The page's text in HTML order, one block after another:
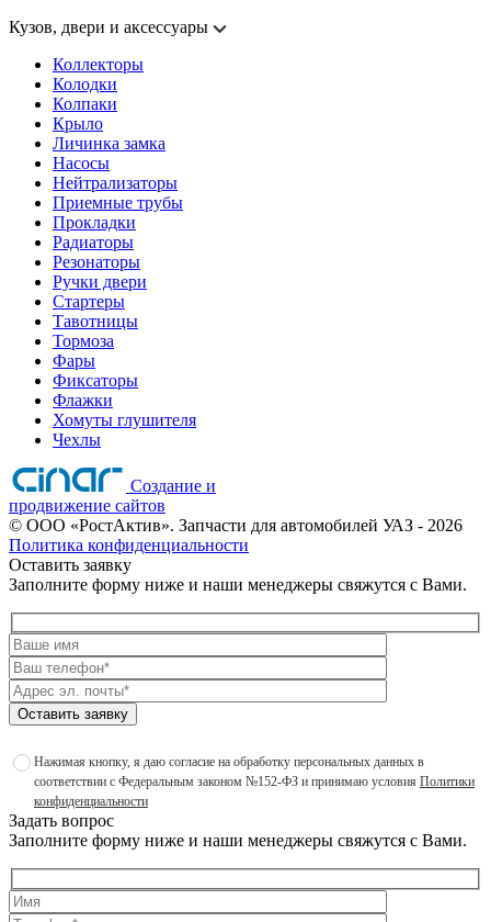
Кузов, двери и аксессуары
Коллекторы
Колодки
Колпаки
Крыло
Личинка замка
Насосы
Нейтрализаторы
Приемные трубы
Прокладки
Радиаторы
Резонаторы
Ручки двери
Стартеры
Тавотницы
Тормоза
Фары
Фиксаторы
Флажки
Хомуты глушителя
Чехлы
Создание и
продвижение сайтов
© ООО «РостАктив». Запчасти для автомобилей УАЗ - 2026
Политика конфиденциальности
Оставить заявку
Заполните форму ниже и наши менеджеры свяжутся с Вами.
Оставить заявку
Нажимая кнопку, я даю согласие на обработку персональных данных в
соответствии с Федеральным законом №152-ФЗ и принимаю условия Политики
конфиденциальности
Задать вопрос
Заполните форму ниже и наши менеджеры свяжутся с Вами.